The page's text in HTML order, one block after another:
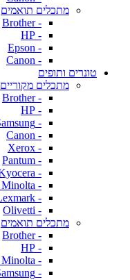
מתכלים תואמים
- Brother
- HP
- Epson
- Canon
טונרים ותופים
מתכלים מקוריים
- Brother
- HP
- Samsung
- Canon
- Xerox
- Pantum
- Kyocera
- Konica Minolta
- Lexmark
- Olivetti
מתכלים תואמים
- Brother
- HP
- Konica Minolta
- Samsung